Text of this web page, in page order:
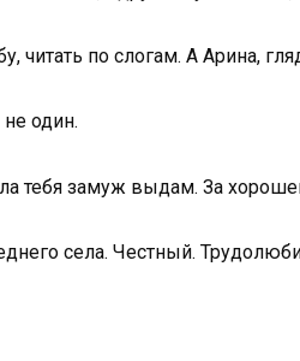
читать по слогам. А Арина,
один.
тебя замуж выдам. За
села. Честный.